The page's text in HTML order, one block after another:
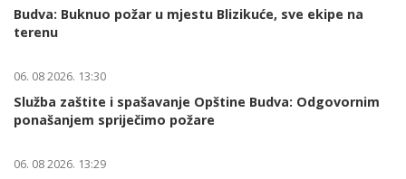
Budva: Buknuo požar u mjestu Blizikuće, sve ekipe na
terenu
06. 08 2026. 13:30
Služba zaštite i spašavanje Opštine Budva: Odgovornim
ponašanjem spriječimo požare
06. 08 2026. 13:29